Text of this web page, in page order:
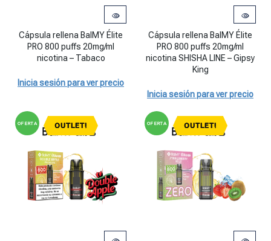
Cápsula rellena BalMY Élite PRO 800 puffs 20mg/ml nicotina -
Cápsula rellena BalMY Élite
PRO 800 puffs 20mg/ml
nicotina – Tabaco
Inicia sesión para ver precio
Cápsula rellena BalMY Élite
Cápsula rellena BalMY Élite
PRO 800 puffs 20mg/ml
nicotina SHISHA LINE – Gipsy
King
Inicia sesión para ver precio
OUTLET!
OFERTA OUTLET!
OFERTA